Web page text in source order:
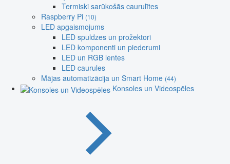
Termiski sarūkošās caurulītes
Raspberry Pi (10)
LED apgaismojums
LED spuldzes un prožektori
LED komponenti un piederumi
LED un RGB lentes
LED caurules
Mājas automatizācija un Smart Home (44)
Konsoles un Videospēles